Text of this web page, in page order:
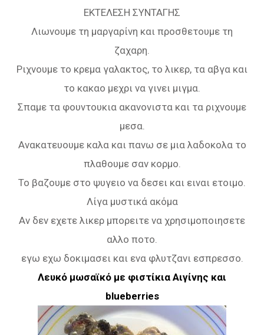
ΕΚΤΕΛΕΣΗ ΣΥΝΤΑΓΗΣ
Λιωνουμε τη μαργαρίνη και προσθετουμε τη
ζαχαρη.
Ριχνουμε το κρεμα γαλακτος, το λικερ, τα αβγα και
το κακαο μεχρι να γινει μιγμα.
Σπαμε τα φουντουκια ακανονιστα και τα ριχνουμε
μεσα.
Ανακατευουμε καλα και πανω σε μια λαδοκολα το
πλαθουμε σαν κορμο.
Το βαζουμε στο ψυγειο να δεσει και ειναι ετοιμο.
Λίγα μυστικά ακόμα
Αν δεν εχετε λικερ μπορειτε να χρησιμοποιησετε
αλλο ποτο.
εγω εχω δοκιμασει και ενα φλυτζανι εσπρεσσο.
Λευκό μωσαϊκό με φιστίκια Αιγίνης και
blueberries